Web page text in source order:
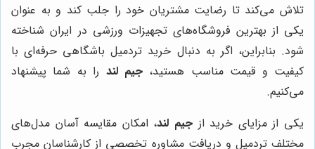
تلاش می‌کند تا رضایت مشتریان خود را جلب کند و به عنوان
یکی از بهترین فروشگاه‌های تجهیزات ورزشی در ایران شناخته
شود. بنابراین، اگر به دنبال خرید تردمیل باشگاهی حرفه‌ای با
کیفیت و قیمت مناسب هستید، جیم لند را به شما پیشنهاد
می‌کنیم.
یکی از مزایای خرید از جیم لند، امکان مقایسه آسان مدل‌های
مختلف تردمیل و دریافت مشاوره تخصصی از کارشناسان مجرب